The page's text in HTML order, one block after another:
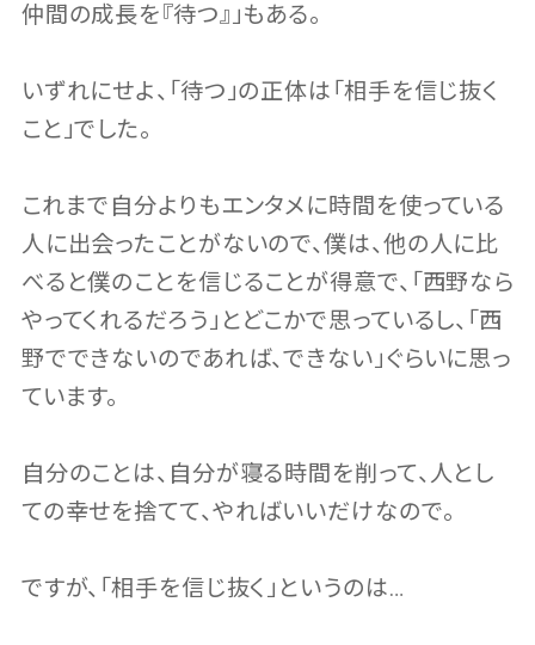
仲間の成長を『待つ』」もある。
いずれにせよ、「待つ」の正体は「相手を信じ抜く
こと」でした。
これまで自分よりもエンタメに時間を使っている
人に出会ったことがないので、僕は、他の人に比
べると僕のことを信じることが得意で、「西野なら
やってくれるだろう」とどこかで思っているし、「西
野でできないのであれば、できない」ぐらいに思っ
ています。
自分のことは、自分が寝る時間を削って、人とし
ての幸せを捨てて、やればいいだけなので。
ですが、「相手を信じ抜く」というのは…